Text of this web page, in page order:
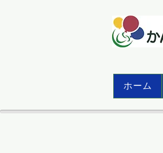
ホーム